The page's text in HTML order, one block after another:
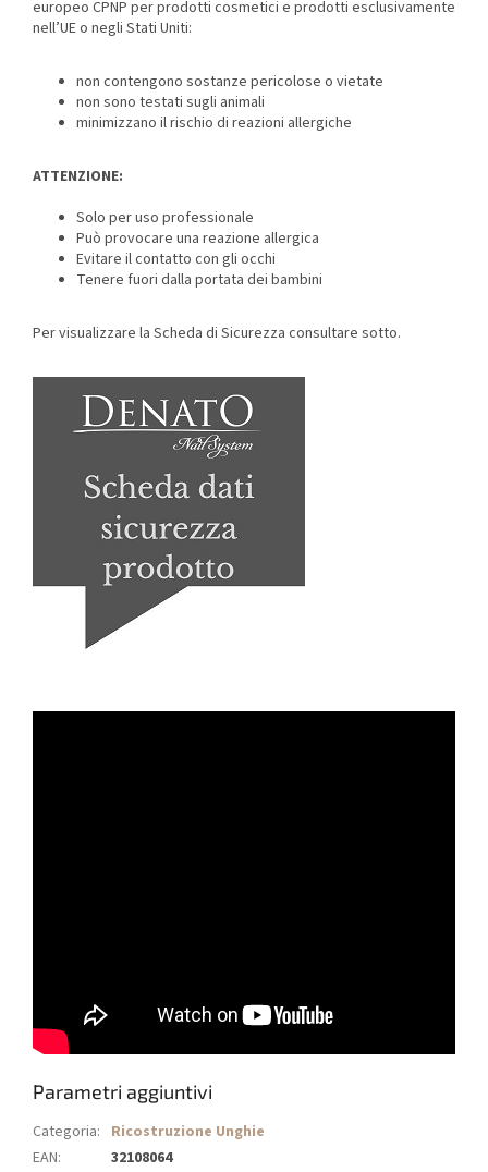
europeo CPNP per prodotti cosmetici e prodotti esclusivamente
nell’UE o negli Stati Uniti:
non contengono sostanze pericolose o vietate
non sono testati sugli animali
minimizzano il rischio di reazioni allergiche
ATTENZIONE:
Solo per uso professionale
Può provocare una reazione allergica
Evitare il contatto con gli occhi
Tenere fuori dalla portata dei bambini
Per visualizzare la Scheda di Sicurezza consultare sotto.
Parametri aggiuntivi
Categoria: Ricostruzione Unghie
EAN:
32108064